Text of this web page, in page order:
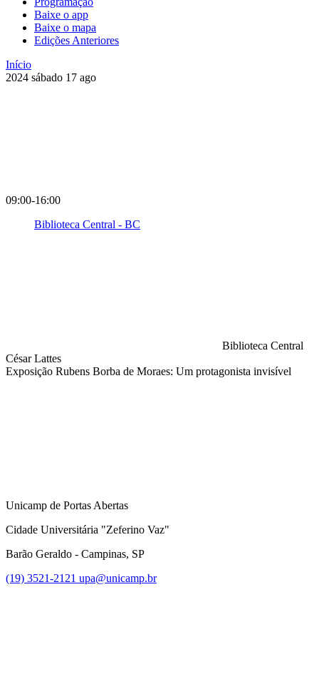
Baixe o app
Baixe o mapa
Edições Anteriores
Início
2024 sábado 17 ago
09:00-16:00
Biblioteca Central - BC
Biblioteca Central
César Lattes
Exposição Rubens Borba de Moraes: Um protagonista invisível
Unicamp de Portas Abertas
Cidade Universitária "Zeferino Vaz"
Barão Geraldo - Campinas, SP
(19) 3521-2121 upa@unicamp.br